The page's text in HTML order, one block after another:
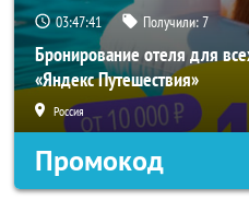
03:47:40 Получили:7
Бронирование отеля для
«Яндекс Путешествия»
Россия
Промокод